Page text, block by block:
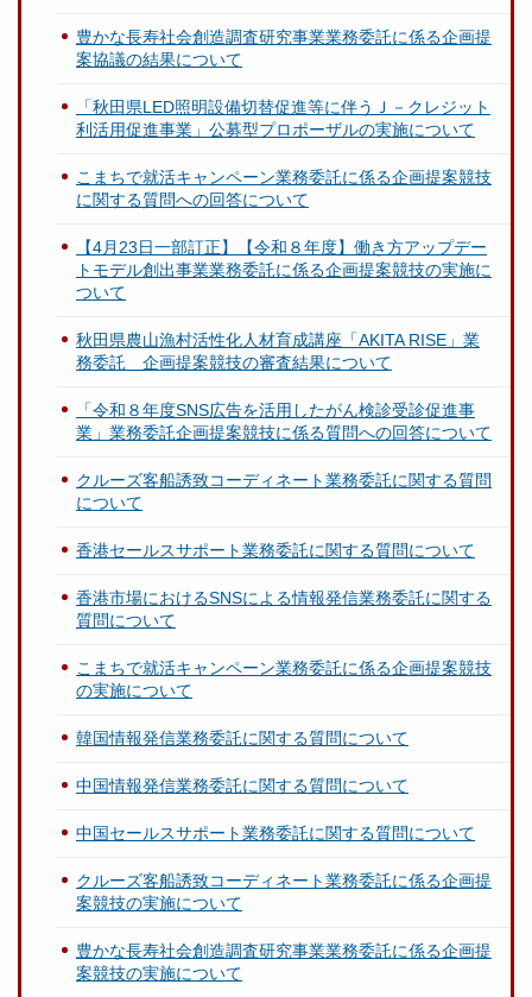
豊かな長寿社会創造調査研究事業業務委託に係る企画提
案協議の結果について
「秋田県LED照明設備切替促進等に伴うＪ－クレジット
利活用促進事業」公募型プロポーザルの実施について
こまちで就活キャンペーン業務委託に係る企画提案競技
に関する質問への回答について
【4月23日一部訂正】【令和８年度】働き方アップデー
トモデル創出事業業務委託に係る企画提案競技の実施に
ついて
秋田県農山漁村活性化人材育成講座「AKITA RISE」業
務委託 企画提案競技の審査結果について
「令和８年度SNS広告を活用したがん検診受診促進事
業」業務委託企画提案競技に係る質問への回答について
クルーズ客船誘致コーディネート業務委託に関する質問
について
香港セールスサポート業務委託に関する質問について
香港市場におけるSNSによる情報発信業務委託に関する
質問について
こまちで就活キャンペーン業務委託に係る企画提案競技
の実施について
韓国情報発信業務委託に関する質問について
中国情報発信業務委託に関する質問について
中国セールスサポート業務委託に関する質問について
クルーズ客船誘致コーディネート業務委託に係る企画提
案競技の実施について
豊かな長寿社会創造調査研究事業業務委託に係る企画提
案競技の実施について